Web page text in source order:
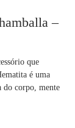
–
que
é uma
do corpo, mente